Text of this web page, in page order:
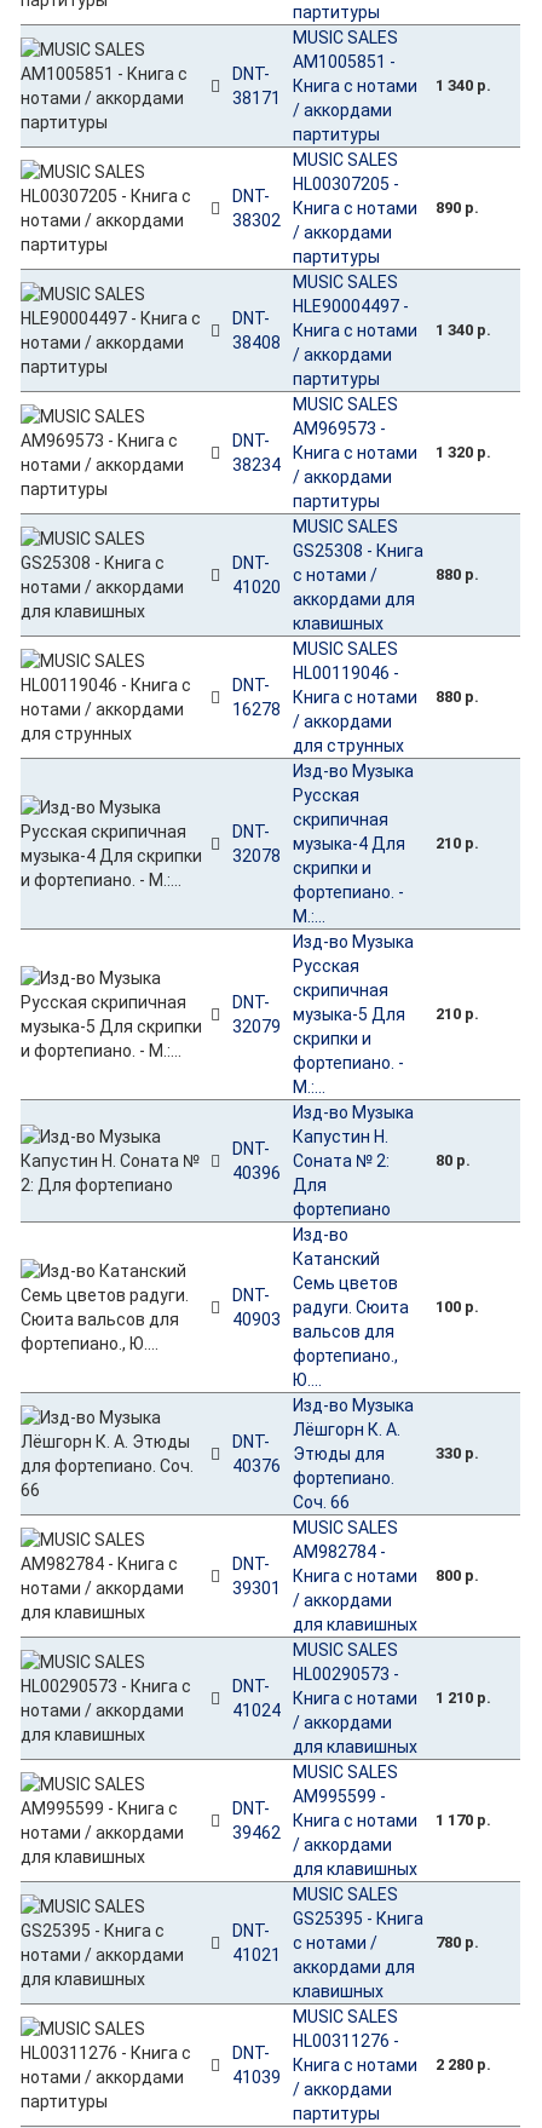
партитуры
DNT-
38171
MUSIC SALES
AM1005851 -
Книга с нотами
/ аккордами
партитуры
1 340 р.
DNT-
38302
MUSIC SALES
HL00307205 -
Книга с нотами
/ аккордами
партитуры
890 р.
DNT-
38408
MUSIC SALES
HLE90004497 -
Книга с нотами
/ аккордами
партитуры
1 340 р.
DNT-
38234
MUSIC SALES
AM969573 -
Книга с нотами
/ аккордами
партитуры
1 320 р.
DNT-
41020
MUSIC SALES
GS25308 - Книга
с нотами /
аккордами для
клавишных
880 р.
DNT-
16278
MUSIC SALES
HL00119046 -
Книга с нотами
/ аккордами
для струнных
880 р.
DNT-
32078
Изд-во Музыка
Русская
скрипичная
музыка-4 Для
скрипки и
фортепиано. -
М.:...
210 р.
DNT-
32079
Изд-во Музыка
Русская
скрипичная
музыка-5 Для
скрипки и
фортепиано. -
М.:...
210 р.
DNT-
40396
Изд-во Музыка
Капустин Н.
Соната № 2:
Для
фортепиано
80 р.
DNT-
40903
Изд-во
Катанский
Семь цветов
радуги. Сюита
вальсов для
фортепиано.,
Ю....
100 р.
DNT-
40376
Изд-во Музыка
Лёшгорн К. А.
Этюды для
фортепиано.
Соч. 66
330 р.
DNT-
39301
MUSIC SALES
AM982784 -
Книга с нотами
/ аккордами
для клавишных
800 р.
DNT-
41024
MUSIC SALES
HL00290573 -
Книга с нотами
/ аккордами
для клавишных
1 210 р.
DNT-
39462
MUSIC SALES
AM995599 -
Книга с нотами
/ аккордами
для клавишных
1 170 р.
DNT-
41021
MUSIC SALES
GS25395 - Книга
с нотами /
аккордами для
клавишных
780 р.
DNT-
41039
MUSIC SALES
HL00311276 -
Книга с нотами
/ аккордами
партитуры
2 280 р.